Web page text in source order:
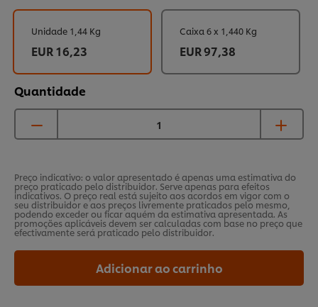
Quantidade
Unidade 1,44 Kg
EUR 16,23
Caixa 6 x 1,440 Kg
EUR 97,38
Preço indicativo: o valor apresentado é apenas uma estimativa do
preço praticado pelo distribuidor. Serve apenas para efeitos
indicativos. O preço real está sujeito aos acordos em vigor com o
seu distribuidor e aos preços livremente praticados pelo mesmo,
podendo exceder ou ficar aquém da estimativa apresentada. As
promoções aplicáveis devem ser calculadas com base no preço que
efectivamente será praticado pelo distribuidor.
Adicionar ao carrinho